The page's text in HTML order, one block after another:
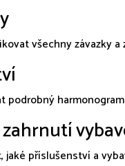
všechny závazky
podrobný
jaké příslušenství a